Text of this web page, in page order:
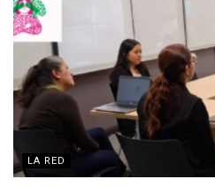
LA RED